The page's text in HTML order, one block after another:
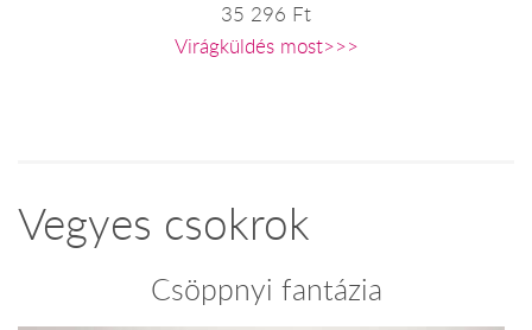
35 296 Ft
Virágküldés most>>>
Vegyes csokrok
Csöppnyi fantázia